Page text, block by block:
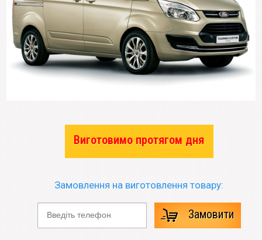
Виготовимо протягом дня
Замовлення на виготовлення товару:
Замовити